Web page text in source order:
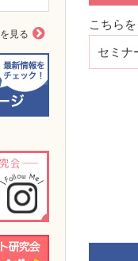
こちら
セミナ
見る